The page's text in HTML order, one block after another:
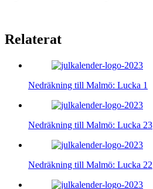
Relaterat
Nedräkning till Malmö: Lucka 1
Nedräkning till Malmö: Lucka 23
Nedräkning till Malmö: Lucka 22